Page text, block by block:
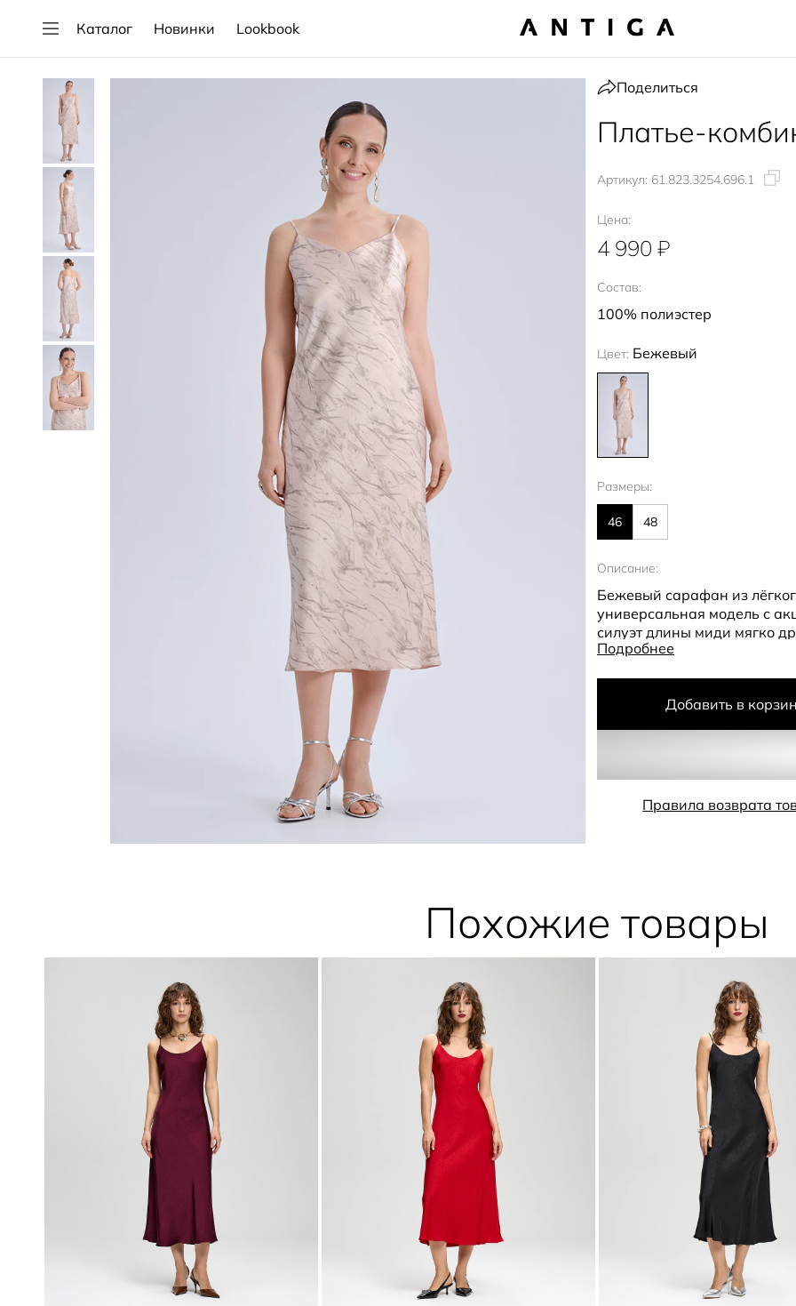
Каталог Новинки Lookbook
Поделиться
Платье-
Артикул: 61.823.3254.696.1
Цена:
4 990 ₽
Состав:
100% полиэстер
Цвет: Бежевый
Размеры:
46 48
Описание:
Бежевый сарафан из
универсальная модель с
силуэт длины миди мягко
воздушный образ. V-
рисунком придаёт
Полиэстер в составе
для расслабленных
дополняется обувью на
утончённого и собранного
Подробнее
Добавить в
Правила возврата
Похожие товары